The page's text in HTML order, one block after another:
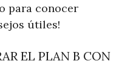
para conocer
útiles!
EL PLAN B CON